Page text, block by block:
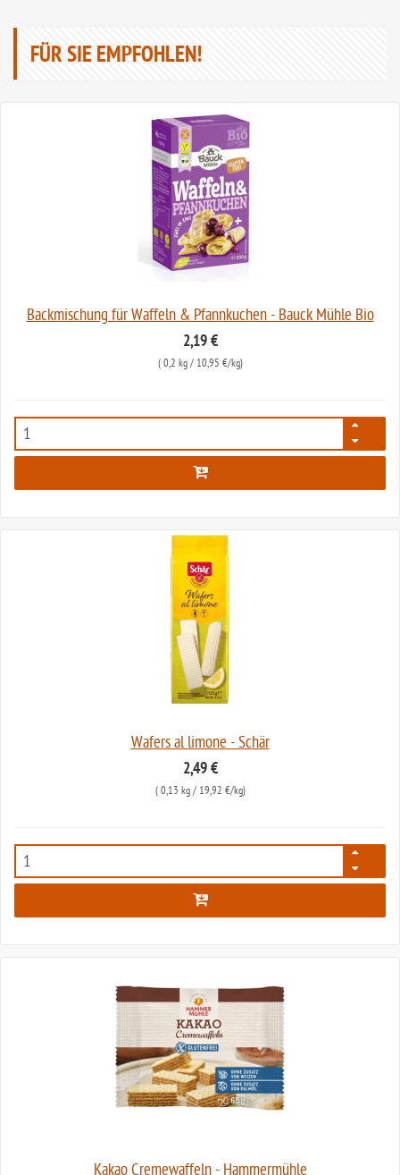
FÜR SIE EMPFOHLEN!
Backmischung für Waffeln & Pfannkuchen - Bauck Mühle Bio
2,19 €
( 0,2 kg/ 10,95 €/kg)
996
Wafers al limone - Schär
2,49 €
( 0,13 kg/ 19,92 €/kg)
2330
Kakao Cremewaffeln - Hammermühle